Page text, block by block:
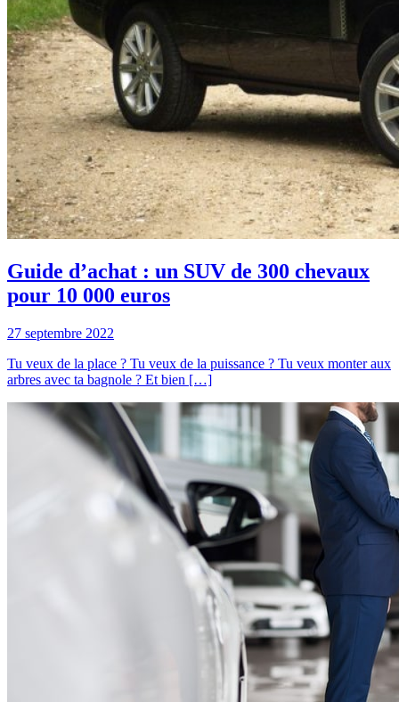
Guide d’achat : un SUV de 300 chevaux
pour 10 000 euros
27 septembre 2022
Tu veux de la place ? Tu veux de la puissance ? Tu veux monter aux
arbres avec ta bagnole ? Et bien […]